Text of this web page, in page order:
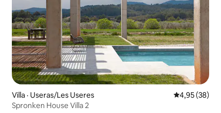
Villa · Useras/Les Useres Note
4,95 (38)
Spronken House Villa 2